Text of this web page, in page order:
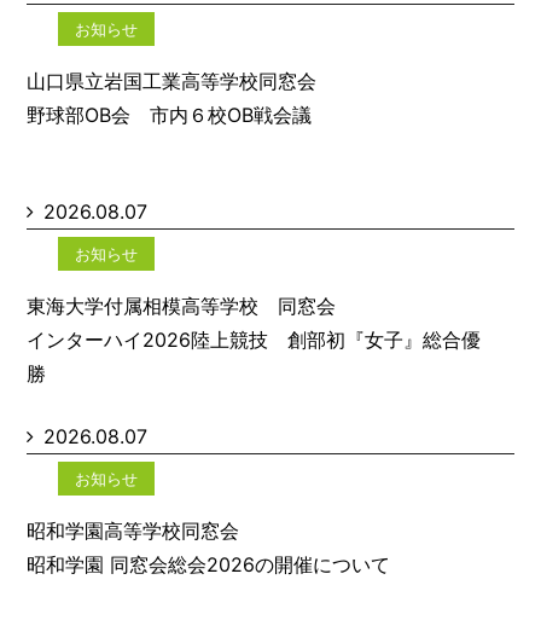
お知らせ
山口県立岩国工業高等学校同窓会
野球部OB会 市内６校OB戦会議
2026.08.07
お知らせ
東海大学付属相模高等学校 同窓会
インターハイ2026陸上競技 創部初『女子』総合優
勝
2026.08.07
お知らせ
昭和学園高等学校同窓会
昭和学園 同窓会総会2026の開催について